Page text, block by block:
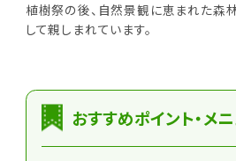
植樹祭の後、自然景観に恵まれた森
して親しまれています。
おすすめポイント・メ